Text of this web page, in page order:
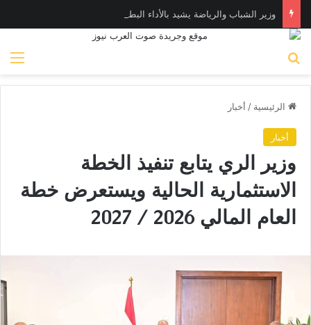
الرئيسية / أخبار
أخبار
وزير الري يتابع تنفيذ الخطة
الاستثمارية الحالية ويستعرض خطة
العام المالي 2026 / 2027